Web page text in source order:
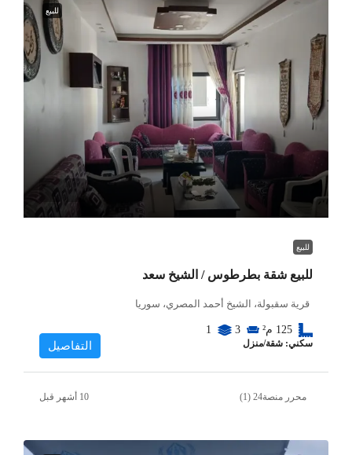
للبيع
للبيع
للبيع شقة بطرطوس / الشيخ سعد
قرية سقبولة، الشيخ أحمد المصري، سوريا
125 م² 3
1
سكني: شقة/منزل التفاصيل
محرر منصة24 (1)